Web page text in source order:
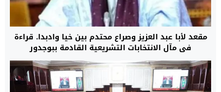
مقعد لأبا عبد العزيز وصراع محتدم بين خيا وادبدا. قراءة
في مآل الانتخابات التشريعية القادمة ببوجدور